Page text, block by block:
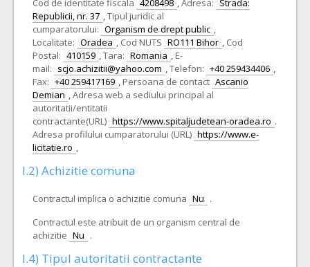
Cod de identitate fiscala 4208498 ,Adresa: Strada:
Republicii, nr. 37 ,Tipul juridic al
cumparatorului: Organism de drept public ,
Localitate: Oradea , Cod NUTS RO111 Bihor , Cod
Postal: 410159 ,Tara: Romania , E-
mail: scjo.achizitii@yahoo.com ,Telefon: +40 259434406 ,
Fax: +40 259417169 , Persoana de contact Ascanio
Demian ,Adresa web a sediului principal al
autoritatii/entitatii
contractante(URL) https://www.spitaljudetean-oradea.ro .
Adresa profilului cumparatorului (URL) https://www.e-
licitatie.ro ,
I.2) Achizitie comuna
Contractul implica o achizitie comuna Nu .
Contractul este atribuit de un organism central de
achizitie Nu .
I.4) Tipul autoritatii contractante